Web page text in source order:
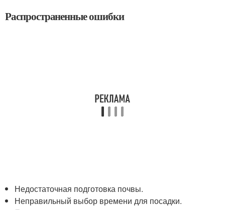
Распространенные ошибки
Недостаточная подготовка почвы.
Неправильный выбор времени для посадки.